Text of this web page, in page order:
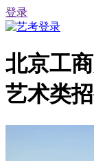
登录
北京工
艺术类